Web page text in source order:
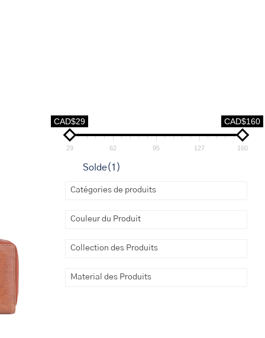
CAD$29 CAD$160
29 62 95 127 160
Solde(1)
Catégories de produits
Couleur du Produit
Collection des Produits
Material des Produits